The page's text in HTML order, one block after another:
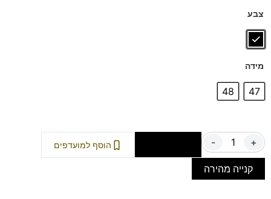
צבע
מידה
47
48
- + הוסף למועדפים
קנייה מהירה